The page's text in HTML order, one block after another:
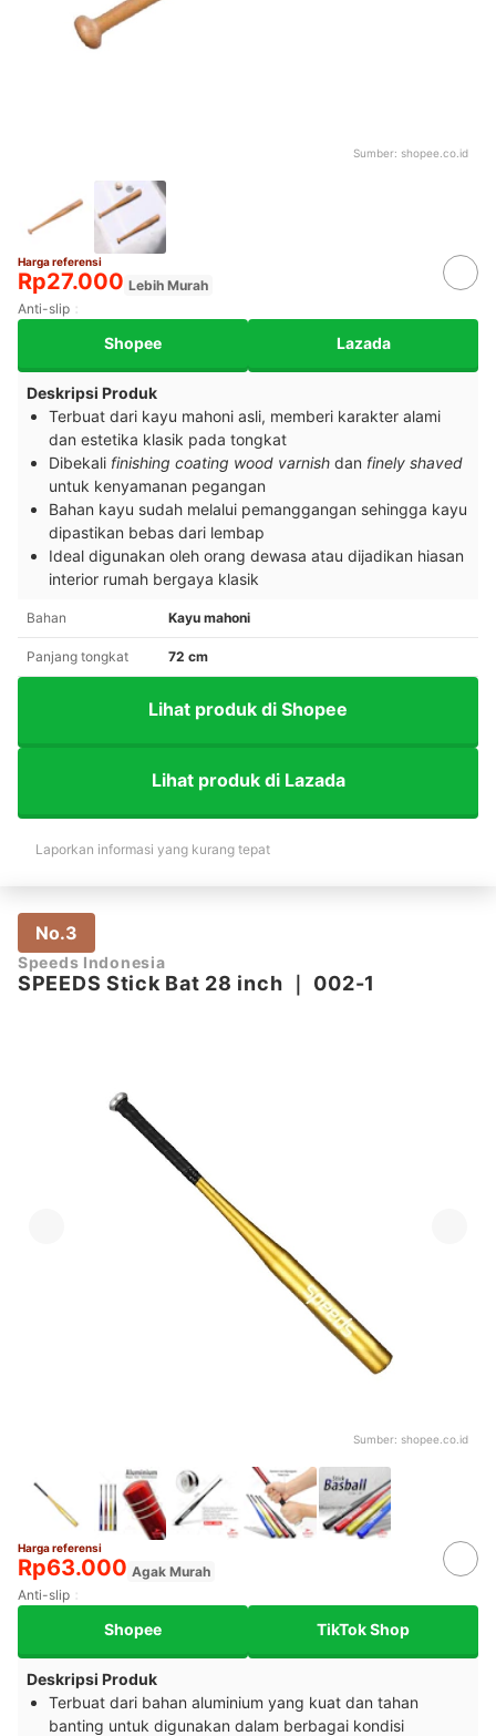
Sumber: shopee.co.id
Harga referensi
Rp27.000 Lebih Murah
Anti-slip
Shopee Lazada
Deskripsi Produk
Terbuat dari kayu mahoni asli, memberi karakter alami
dan estetika klasik pada tongkat
Dibekali finishing coating wood varnish dan finely shaved
untuk kenyamanan pegangan
Bahan kayu sudah melalui pemanggangan sehingga kayu
dipastikan bebas dari lembap
Ideal digunakan oleh orang dewasa atau dijadikan hiasan
interior rumah bergaya klasik
Bahan Kayu mahoni
Panjang tongkat 72 cm
Lihat produk di Shopee
Lihat produk di Lazada
Laporkan informasi yang kurang tepat
No.3
Speeds Indonesia
SPEEDS Stick Bat 28 inch 002-1
Sumber: shopee.co.id
Harga referensi
Rp63.000 Agak Murah
Anti-slip
Shopee TikTok Shop
Deskripsi Produk
Terbuat dari bahan aluminium yang kuat dan tahan
banting untuk digunakan dalam berbagai kondisi